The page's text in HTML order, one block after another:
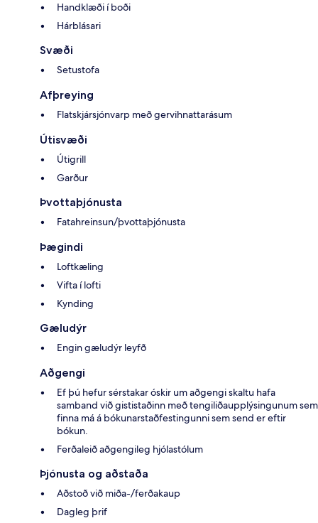
Handklæði í boði
Hárblásari
Svæði
Setustofa
Afþreying
Flatskjársjónvarp með gervihnattarásum
Útisvæði
Útigrill
Garður
Þvottaþjónusta
Fatahreinsun/þvottaþjónusta
Þægindi
Loftkæling
Vifta í lofti
Kynding
Gæludýr
Engin gæludýr leyfð
Aðgengi
Ef þú hefur sérstakar óskir um aðgengi skaltu hafa
samband við gististaðinn með tengiliðaupplýsingunum sem
finna má á bókunarstaðfestingunni sem send er eftir
bókun.
Ferðaleið aðgengileg hjólastólum
Þjónusta og aðstaða
Aðstoð við miða-/ferðakaup
Dagleg þrif